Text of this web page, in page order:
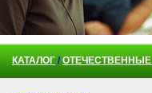
КАТАЛОГ /